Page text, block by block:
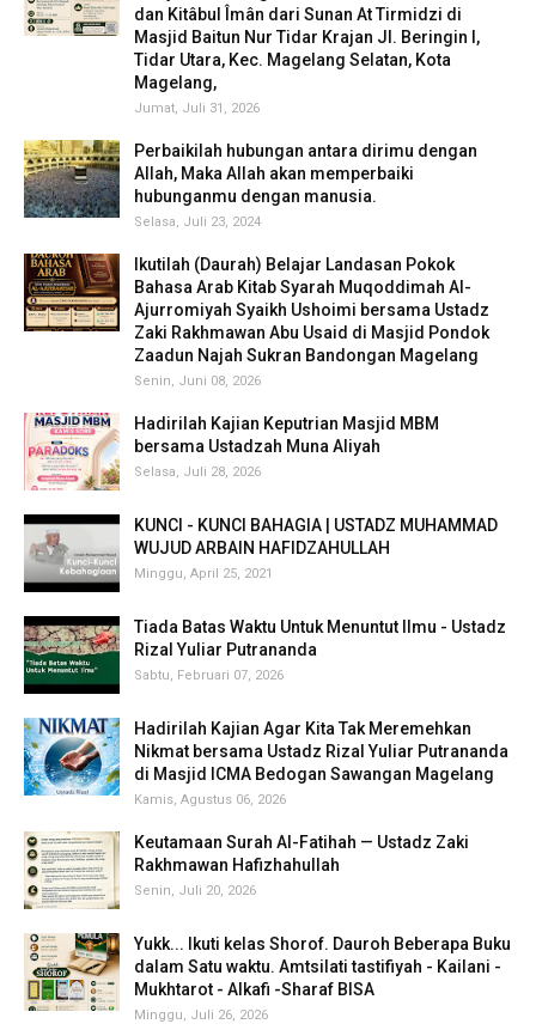
dan Kitâbul Îmân dari Sunan At Tirmidzi di
Masjid Baitun Nur Tidar Krajan Jl. Beringin I,
Tidar Utara, Kec. Magelang Selatan, Kota
Magelang,
Jumat, Juli 31, 2026
Perbaikilah hubungan antara dirimu dengan
Allah, Maka Allah akan memperbaiki
hubunganmu dengan manusia.
Selasa, Juli 23, 2024
Ikutilah (Daurah) Belajar Landasan Pokok
Bahasa Arab Kitab Syarah Muqoddimah Al-
Ajurromiyah Syaikh Ushoimi bersama Ustadz
Zaki Rakhmawan Abu Usaid di Masjid Pondok
Zaadun Najah Sukran Bandongan Magelang
Senin, Juni 08, 2026
Hadirilah Kajian Keputrian Masjid MBM
bersama Ustadzah Muna Aliyah
Selasa, Juli 28, 2026
KUNCI - KUNCI BAHAGIA | USTADZ MUHAMMAD
WUJUD ARBAIN HAFIDZAHULLAH
Minggu, April 25, 2021
Tiada Batas Waktu Untuk Menuntut Ilmu - Ustadz
Rizal Yuliar Putrananda
Sabtu, Februari 07, 2026
Hadirilah Kajian Agar Kita Tak Meremehkan
Nikmat bersama Ustadz Rizal Yuliar Putrananda
di Masjid ICMA Bedogan Sawangan Magelang
Kamis, Agustus 06, 2026
Keutamaan Surah Al-Fatihah — Ustadz Zaki
Rakhmawan Hafizhahullah
Senin, Juli 20, 2026
Yukk... Ikuti kelas Shorof. Dauroh Beberapa Buku
dalam Satu waktu. Amtsilati tastifiyah - Kailani -
Mukhtarot - Alkafi -Sharaf BISA
Minggu, Juli 26, 2026